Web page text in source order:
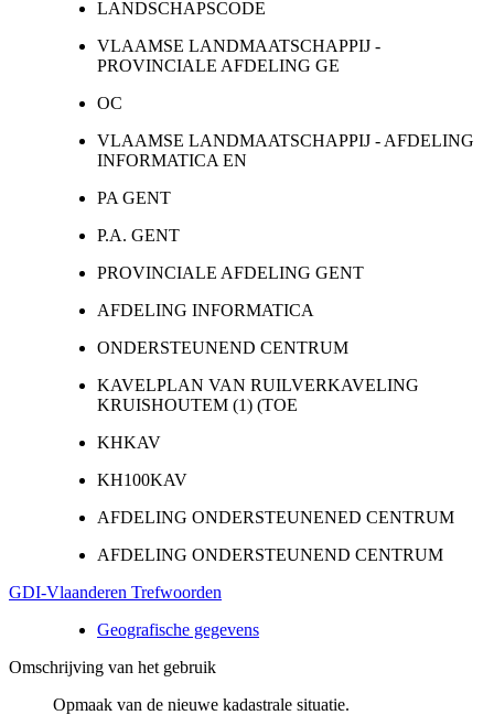
LANDSCHAPSCODE
VLAAMSE LANDMAATSCHAPPIJ -
PROVINCIALE AFDELING GE
OC
VLAAMSE LANDMAATSCHAPPIJ - AFDELING
INFORMATICA EN
PA GENT
P.A. GENT
PROVINCIALE AFDELING GENT
AFDELING INFORMATICA
ONDERSTEUNEND CENTRUM
KAVELPLAN VAN RUILVERKAVELING
KRUISHOUTEM (1) (TOE
KHKAV
KH100KAV
AFDELING ONDERSTEUNENED CENTRUM
AFDELING ONDERSTEUNEND CENTRUM
GDI-Vlaanderen Trefwoorden
Geografische gegevens
Omschrijving van het gebruik
Opmaak van de nieuwe kadastrale situatie.